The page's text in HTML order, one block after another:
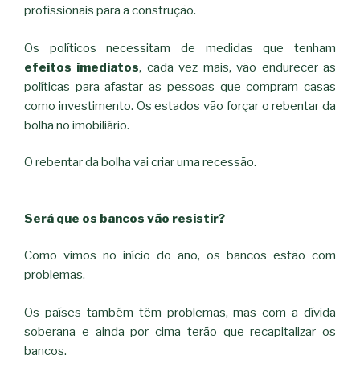
profissionais para a construção.
Os políticos necessitam de medidas que tenham
efeitos imediatos, cada vez mais, vão endurecer as
políticas para afastar as pessoas que compram casas
como investimento. Os estados vão forçar o rebentar da
bolha no imobiliário.
O rebentar da bolha vai criar uma recessão.
Será que os bancos vão resistir?
Como vimos no início do ano, os bancos estão com
problemas.
Os países também têm problemas, mas com a dívida
soberana e ainda por cima terão que recapitalizar os
bancos.